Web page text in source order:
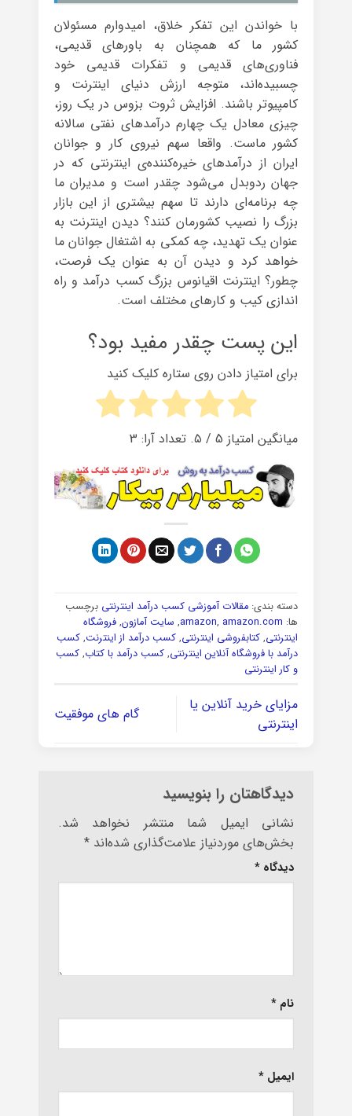
با خواندن این تفکر خلاق، امیدوارم مسئولان
کشور ما که همچنان به باورهای قدیمی،
فناوری‌های قدیمی و تفکرات قدیمی خود
چسبیده‌اند، متوجه ارزش دنیای اینترنت و
کامپیوتر باشند. افزایش ثروت بزوس در یک روز،
چیزی معادل یک چهارم درآمدهای نفتی سالانه‌
کشور ماست. واقعا سهم نیروی کار و جوانان
ایران از درآمدهای خیره‌کننده‌ی اینترنتی که در
جهان ردوبدل می‌شود چقدر است و مدیران ما
چه برنامه‌ای دارند تا سهم بیشتری از این بازار
بزرگ را نصیب کشورمان کنند؟ دیدن اینترنت به
عنوان یک تهدید، چه کمکی به اشتغال جوانان ما
خواهد کرد و دیدن آن به عنوان یک فرصت،
چطور؟ اینترنت اقیانوس بزرگ کسب درآمد و راه
اندازی کیب و کارهای مختلف است.
این پست چقدر مفید بود؟
برای امتیاز دادن روی ستاره کلیک کنید
میانگین امتیاز 5/ ۵. تعداد آرا: 3
دسته بندی: مقالات آموزشی کسب درآمد اینترنتی برچسب
ها:
amazon, amazon.com
, سایت آمازون, فروشگاه
اینترنتی, کتابفروشی اینترنتی, کسب درآمد از اینترنت, کسب
درآمد با فروشگاه آنلاین اینترنتی, کسب درآمد با کتاب, کسب
و کار اینترنتی
مزایای خرید آنلاین یا
اینترنتی
گام های موفقیت
دیدگاهتان را بنویسید
نشانی ایمیل شما منتشر نخواهد شد.
بخش‌های موردنیاز علامت‌گذاری شده‌اند *
دیدگاه *
نام *
ایمیل *